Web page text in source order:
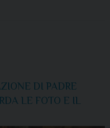
DI PADRE
LE FOTO E IL